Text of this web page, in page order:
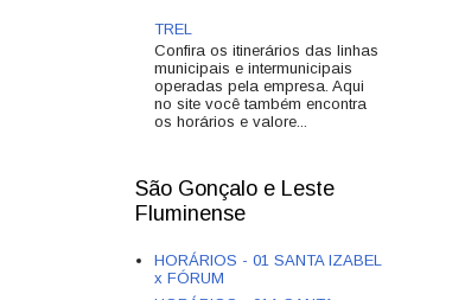
TREL
Confira os itinerários das linhas
municipais e intermunicipais
operadas pela empresa. Aqui
no site você também encontra
os horários e valore...
São Gonçalo e Leste
Fluminense
HORÁRIOS - 01 SANTA IZABEL
x FÓRUM